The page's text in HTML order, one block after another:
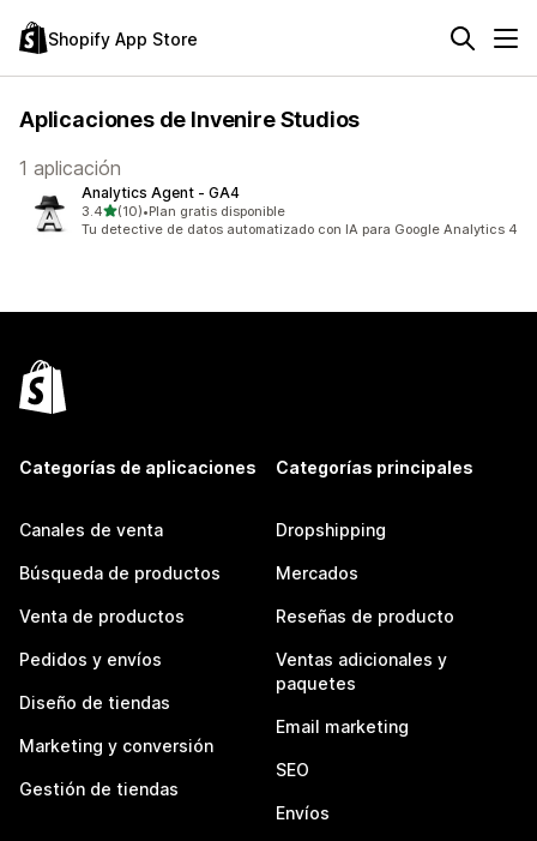
Shopify App Store
Aplicaciones de Invenire Studios
1 aplicación
Analytics Agent ‑ GA4
3.4de 5 estrellas
(10)
10 reseñas en total
•Plan gratis disponible
Tu detective de datos automatizado con IA para Google Analytics 4
Categorías de aplicaciones
Canales de venta
Búsqueda de productos
Venta de productos
Pedidos y envíos
Diseño de tiendas
Marketing y conversión
Gestión de tiendas
Categorías principales
Dropshipping
Mercados
Reseñas de producto
Ventas adicionales y
paquetes
Email marketing
SEO
Envíos